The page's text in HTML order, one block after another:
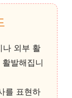
나 외부 활
발해집니
를 표현하